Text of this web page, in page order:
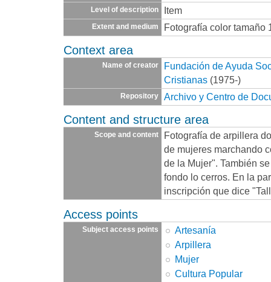
Level of description Item
Extent and medium Fotografía color tamaño
Context area
Name of creator
Fundación de Ayuda
Cristianas (1975-)
Repository Archivo y Centro de
Content and structure area
Scope and content
Fotografía de arpillera
de mujeres marchando
de la Mujer". También
fondo lo cerros. En la
inscripción que dice
Access points
Subject access points
Artesanía
Arpillera
Mujer
Cultura Popular